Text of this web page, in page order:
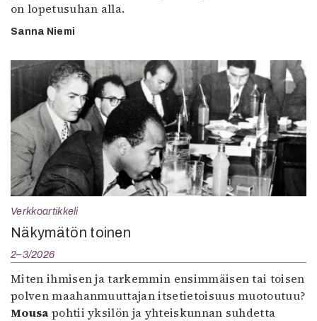
on lopetusuhan alla.
Sanna Niemi
Verkkoartikkeli
Näkymätön toinen
2–3/2026
Miten ihmisen ja tarkemmin ensimmäisen tai toisen
polven maahanmuuttajan itsetietoisuus muotoutuu?
Mousa pohtii yksilön ja yhteiskunnan suhdetta